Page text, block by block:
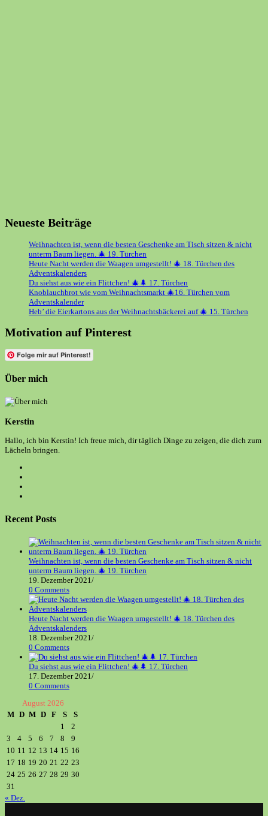
Neueste Beiträge
Weihnachten ist, wenn die besten Geschenke am Tisch sitzen & nicht
unterm Baum liegen. 🎄 19. Türchen
Heute Nacht werden die Waagen umgestellt! 🎄 18. Türchen des
Adventskalenders
Du siehst aus wie ein Flittchen! 🎄🌲 17. Türchen
Knoblauchbrot wie vom Weihnachtsmarkt 🎄16. Türchen vom
Adventskalender
Heb’ die Eierkartons aus der Weihnachtsbäckerei auf 🎄 15. Türchen
Motivation auf Pinterest
Folge mir auf Pinterest!
Über mich
Kerstin
Hallo, ich bin Kerstin! Ich freue mich, dir täglich Dinge zu zeigen, die dich zum
Lächeln bringen.
tab
new
tab
a
new
Recent Posts
Weihnachten ist, wenn die besten Geschenke am Tisch sitzen & nicht
unterm Baum liegen. 🎄 19. Türchen
19. Dezember 2021/
0 Comments
Heute Nacht werden die Waagen umgestellt! 🎄 18. Türchen des
Adventskalenders
18. Dezember 2021/
0 Comments
Du siehst aus wie ein Flittchen! 🎄🌲 17. Türchen
17. Dezember 2021/
0 Comments
August 2026
M D M D F S
S
1
2
3
4 5 6 7 8
9
10 11 12 13 14 15 16
17 18 19 20 21 22 23
24 25 26 27 28 29 30
31
« Dez.